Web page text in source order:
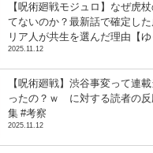
【呪術廻戦モジュロ】なぜ虎
てないのか？最新話で確定し
リア人が共生を選んだ理由【ゆ
2025.11.12
【呪術廻戦】渋谷事変って連
ったの？ｗ に対する読者の反
集 #考察
2025.11.12